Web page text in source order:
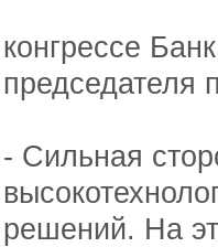
конгрессе
председателя
- Сильная
решений. На